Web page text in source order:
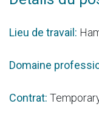
Lieu de travail:
Domaine
Contrat: